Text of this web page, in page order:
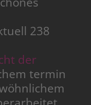
238
der
termin